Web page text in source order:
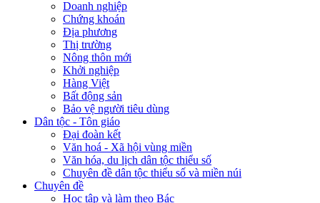
Doanh nghiệp
Chứng khoán
Địa phương
Thị trường
Nông thôn mới
Khởi nghiệp
Hàng Việt
Bất động sản
Bảo vệ người tiêu dùng
Dân tộc - Tôn giáo
Đại đoàn kết
Văn hoá - Xã hội vùng miền
Văn hóa, du lịch dân tộc thiểu số
Chuyên đề dân tộc thiểu số và miền núi
Chuyên đề
Học tập và làm theo Bác